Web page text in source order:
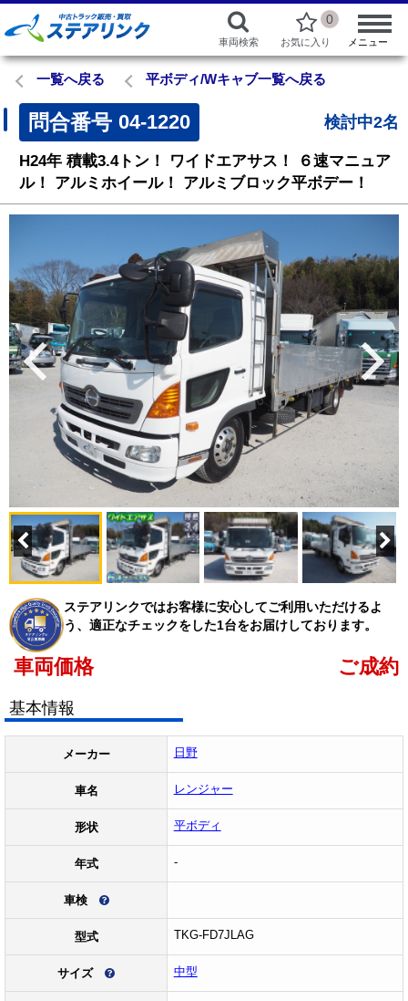
車両検索
0
お気に入り メニュー
一覧へ戻る 平ボディ/Wキャブ一覧へ戻る
問合番号 04-1220 検討中2名
H24年 積載3.4トン！ ワイドエアサス！
６速マニュア
ル！
アルミホイール！ アルミブロック平ボデー！
ステアリンクではお客様に安心してご利用いただけるよ
う、適正なチェックをした1台をお届けしております。
車両価格 ご成約
基本情報
メーカー 日野
車名 レンジャー
形状 平ボディ
年式 -
車検
型式 TKG-FD7JLAG
サイズ 中型